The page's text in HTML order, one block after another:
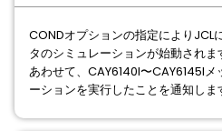
CONDオプションの指定によりJCL
タのシミュレーションが始動されま
あわせて、CAY6140I〜CAY6145I
ーションを実⾏したことを通知しま